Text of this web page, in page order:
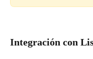
Integración con